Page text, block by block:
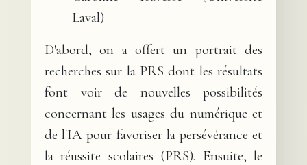
Laval)
D'abord, on a offert un portrait des
recherches sur la PRS dont les résultats
font voir de nouvelles possibilités
concernant les usages du numérique et
de l'IA pour favoriser la persévérance et
la réussite scolaires (PRS). Ensuite, le